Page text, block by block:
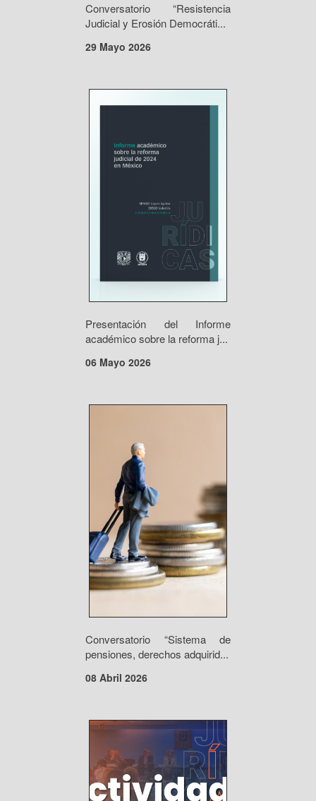
Conversatorio “Resistencia
Judicial y Erosión Democráti...
29 Mayo 2026
Presentación del Informe
académico sobre la reforma j...
06 Mayo 2026
Conversatorio “Sistema de
pensiones, derechos adquirid...
08 Abril 2026